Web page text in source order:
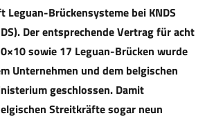
Leguan-Brückensysteme bei KNDS
Der entsprechende Vertrag für acht
sowie 17 Leguan-Brücken wurde
Unternehmen und dem belgischen
geschlossen. Damit
Streitkräfte sogar neun